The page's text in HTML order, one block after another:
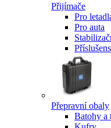
Přijímače
Pro
Pro auta
Přepravní obaly
Batohy a